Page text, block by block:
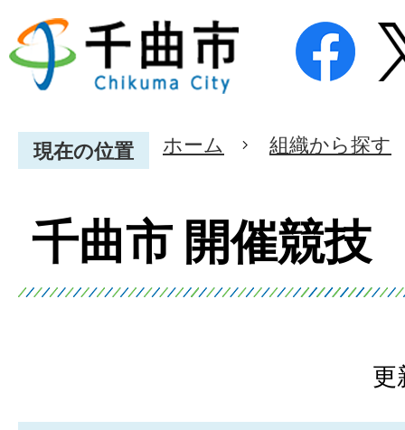
現在の位置 ホーム 組織から探す
千曲市 開催競技
更